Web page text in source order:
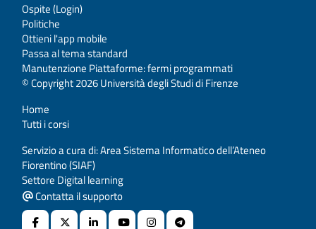
Ospite (Login)
Politiche
Ottieni l'app mobile
Passa al tema standard
Manutenzione Piattaforme: fermi programmati
© Copyright 2026 Università degli Studi di Firenze
Home
Tutti i corsi
Servizio a cura di: Area Sistema Informatico dell’Ateneo
Fiorentino (SIAF)
Settore Digital learning
Contatta il supporto